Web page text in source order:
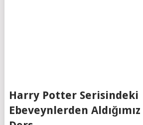
Harry Potter Serisindeki
Ebeveynlerden